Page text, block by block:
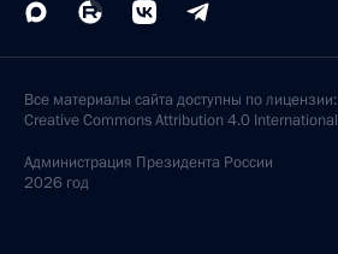
Все материалы сайта доступны по лицензии:
Creative Commons Attribution 4.0 International
Администрация Президента России
2026 год